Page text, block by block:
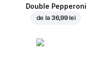
Double Pepperoni
de la 36,99 lei